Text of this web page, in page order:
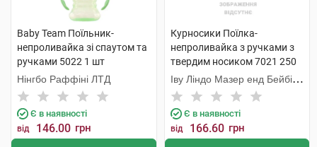
Baby Team Поїльник-
непроливайка зі спаутом та
ручками 5022 1 шт
Нінгбо Раффіні ЛТД
Є в наявності
від 146.00 грн
Курносики Поїлка-
непроливайка з ручками з
твердим носиком 7021 250
мл 1 шт
Іву Ліндо Мазер енд Бейбі
Продактс
Є в наявності
від 166.60 грн